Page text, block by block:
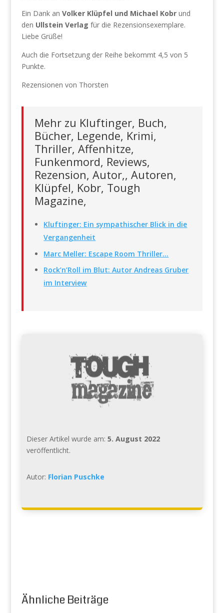
Ein Dank an Volker Klüpfel und Michael Kobrund
den Ullstein Verlag für die Rezensionsexemplare.
Liebe Grüße!
Auch die Fortsetzung der Reihe bekommt 4,5 von 5
Punkte.
Rezensionen von Thorsten
Mehr zu Kluftinger, Buch,
Bücher, Legende, Krimi,
Thriller, Affenhitze,
Funkenmord, Reviews,
Rezension, Autor,, Autoren,
Klüpfel, Kobr, Tough
Magazine,
Kluftinger: Ein sympathischer Blick in die
Vergangenheit
Marc Meller: Escape Room Thriller…
Rock’n’Roll im Blut: Autor Andreas Gruber
im Interview
Dieser Artikel wurde am: 5. August 2022
veröffentlicht.
Autor: Florian Puschke
Ähnliche Beiträge